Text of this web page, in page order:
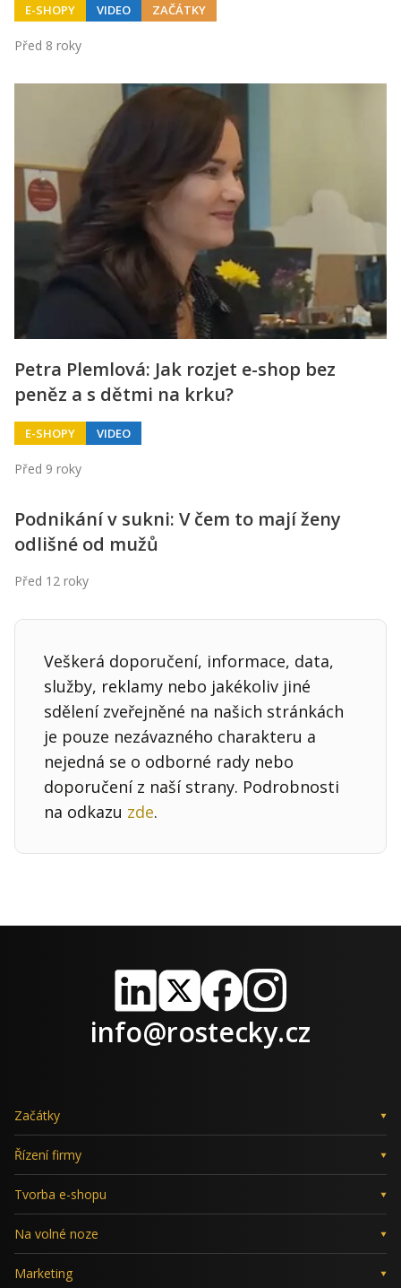
E-SHOPY VIDEO ZAČÁTKY
Před 8 roky
Petra Plemlová: Jak rozjet e-shop bez
peněz a s dětmi na krku?
E-SHOPY VIDEO
Před 9 roky
Podnikání v sukni: V čem to mají ženy
odlišné od mužů
Před 12 roky
Veškerá doporučení, informace, data,
služby, reklamy nebo jakékoliv jiné
sdělení zveřejněné na našich stránkách
je pouze nezávazného charakteru a
nejedná se o odborné rady nebo
doporučení z naší strany. Podrobnosti
na odkazu zde.
LinkedIn
X FacebookInstagram
info@rostecky.cz
Začátky
Řízení firmy
Tvorba e-shopu
Na volné noze
Marketing